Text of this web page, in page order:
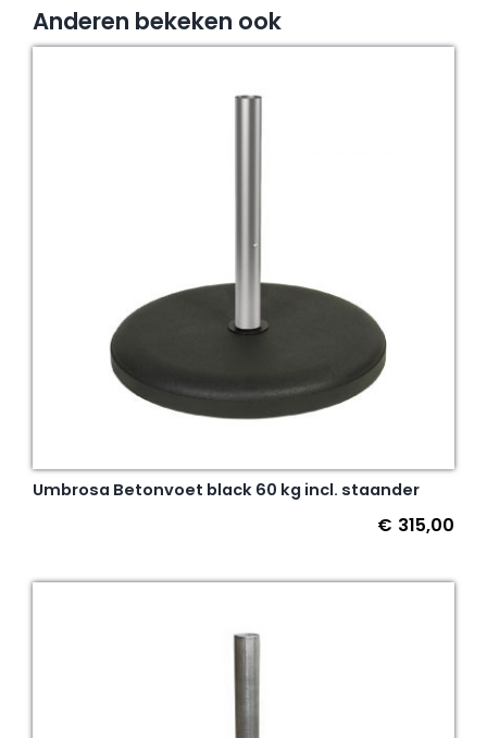
Anderen bekeken ook
Umbrosa Betonvoet black 60 kg incl. staander
€ 315,00